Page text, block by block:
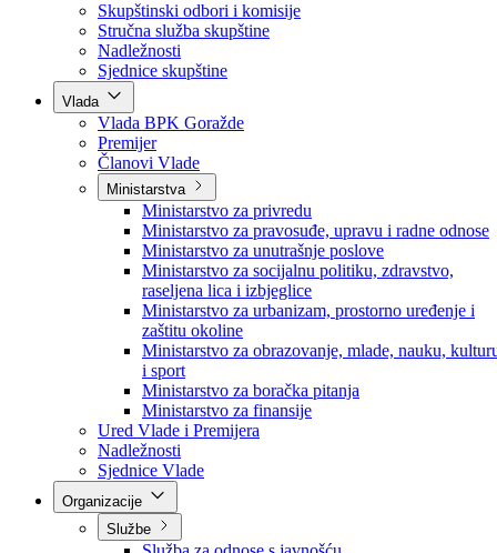
Poslanici po strankama
Poslanici po klubovima naroda
Kolegij skupštine
Skupštinski odbori i komisije
Stručna služba skupštine
Nadležnosti
Sjednice skupštine
Vlada
Vlada BPK Goražde
Premijer
Članovi Vlade
Ministarstva
Ministarstvo za privredu
Ministarstvo za pravosuđe, upravu i radne odnose
Ministarstvo za unutrašnje poslove
Ministarstvo za socijalnu politiku, zdravstvo,
raseljena lica i izbjeglice
Ministarstvo za urbanizam, prostorno uređenje i
zaštitu okoline
Ministarstvo za obrazovanje, mlade, nauku,
i sport
Ministarstvo za boračka pitanja
Ministarstvo za finansije
Ured Vlade i Premijera
Nadležnosti
Sjednice Vlade